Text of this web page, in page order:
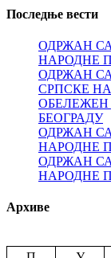
Последње вести
ОДРЖАН
НАРОДНЕ
ОДРЖАН
СРПСКЕ
БЕОГРАДУ
ОДРЖАН
НАРОДНЕ
ОДРЖАН
НАРОДНЕ
Архиве